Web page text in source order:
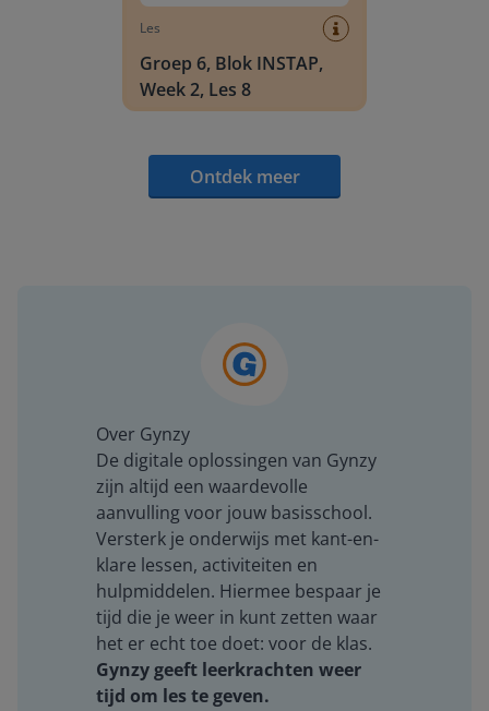
Les
Groep 6, Blok INSTAP,
Week 2, Les 8
Ontdek meer
Over Gynzy
De digitale oplossingen van Gynzy
zijn altijd een waardevolle
aanvulling voor jouw basisschool.
Versterk je onderwijs met kant-en-
klare lessen, activiteiten en
hulpmiddelen. Hiermee bespaar je
tijd die je weer in kunt zetten waar
het er echt toe doet: voor de klas.
Gynzy geeft leerkrachten weer
tijd om les te geven.